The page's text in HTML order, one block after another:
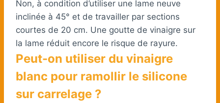
Non, à condition d’utiliser une lame neuve
inclinée à 45° et de travailler par sections
courtes de 20 cm. Une goutte de vinaigre sur
la lame réduit encore le risque de rayure.
Peut-on utiliser du vinaigre
blanc pour ramollir le silicone
sur carrelage ?